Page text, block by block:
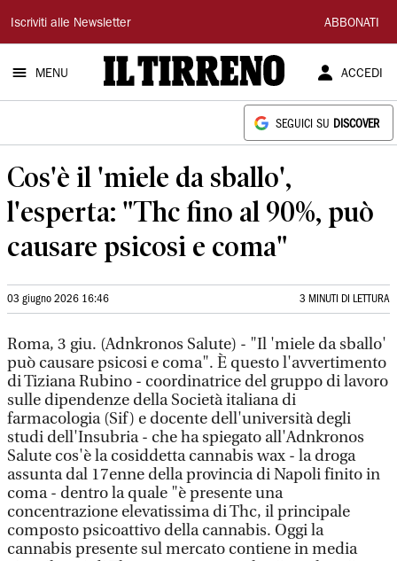
Il
Tirreno
Iscriviti alle Newsletter ABBONATI
MENU ACCEDI
SEGUICI SU DISCOVER
Cos'è il 'miele da sballo',
l'esperta: "Thc fino al 90%, può
causare psicosi e coma"
03 giugno 2026 16:46 3 MINUTI DI LETTURA
Roma, 3 giu. (Adnkronos Salute) - "Il 'miele da sballo'
può causare psicosi e coma". È questo l'avvertimento
di Tiziana Rubino - coordinatrice del gruppo di lavoro
sulle dipendenze della Società italiana di
farmacologia (Sif) e docente dell'università degli
studi dell'Insubria - che ha spiegato all'Adnkronos
Salute cos'è la cosiddetta cannabis wax - la droga
assunta dal 17enne della provincia di Napoli finito in
coma - dentro la quale "è presente una
concentrazione elevatissima di Thc, il principale
composto psicoattivo della cannabis. Oggi la
cannabis presente sul mercato contiene in media